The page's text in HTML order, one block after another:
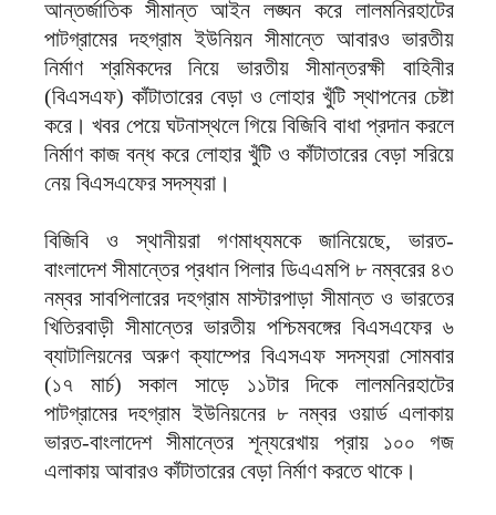
আন্তর্জাতিক সীমান্ত আইন লঙ্ঘন করে লালমনিরহাটের
পাটগ্রামের দহগ্রাম ইউনিয়ন সীমান্তে আবারও ভারতীয়
নির্মাণ শ্রমিকদের নিয়ে ভারতীয় সীমান্তরক্ষী বাহিনীর
(বিএসএফ) কাঁটাতারের বেড়া ও লোহার খুঁটি স্থাপনের চেষ্টা
করে। খবর পেয়ে ঘটনাস্থলে গিয়ে বিজিবি বাধা প্রদান করলে
নির্মাণ কাজ বন্ধ করে লোহার খুঁটি ও কাঁটাতারের বেড়া সরিয়ে
নেয় বিএসএফের সদস্যরা।
বিজিবি ও স্থানীয়রা গণমাধ্যমকে জানিয়েছে, ভারত-
বাংলাদেশ সীমান্তের প্রধান পিলার ডিএএমপি ৮ নম্বরের ৪৩
নম্বর সাবপিলারের দহগ্রাম মাস্টারপাড়া সীমান্ত ও ভারতের
খিতিরবাড়ী সীমান্তের ভারতীয় পশ্চিমবঙ্গের বিএসএফের ৬
ব্যাটালিয়নের অরুণ ক্যাম্পের বিএসএফ সদস্যরা সোমবার
(১৭ মার্চ) সকাল সাড়ে ১১টার দিকে লালমনিরহাটের
পাটগ্রামের দহগ্রাম ইউনিয়নের ৮ নম্বর ওয়ার্ড এলাকায়
ভারত-বাংলাদেশ সীমান্তের শূন্যরেখায় প্রায় ১০০ গজ
এলাকায় আবারও কাঁটাতারের বেড়া নির্মাণ করতে থাকে।